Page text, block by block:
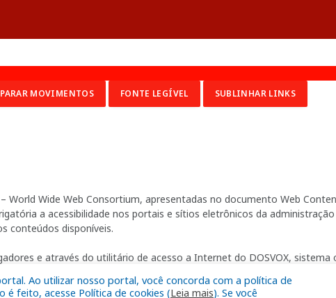
Ao utilizar nosso portal, você concorda com a política de
feito, acesse Política de cookies (Leia mais). Se você
PARAR MOVIMENTOS FONTE LEGÍVEL SUBLINHAR LINKS
Wide Web Consortium, apresentadas no documento Web
a acessibilidade nos portais e sítios eletrônicos da
conteúdos disponíveis.
e através do utilitário de acesso a Internet do DOSVOX, sistema